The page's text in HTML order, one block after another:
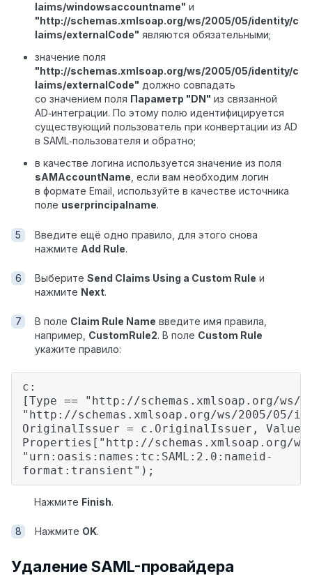
laims/windowsaccountname" и
"http://schemas.xmlsoap.org/ws/2005/05/identity/c
laims/externalCode" являются обязательными;
значение поля
"http://schemas.xmlsoap.org/ws/2005/05/identity/c
laims/externalCode" должно совпадать
со значением поля Параметр "DN" из связанной
AD‑интеграции. По этому полю идентифицируется
существующий пользователь при конвертации из AD
в SAML‑пользователя и обратно;
в качестве логина используется значение из поля
sAMAccountName , если вам необходим логин
в формате Email, используйте в качестве источника
поле userprincipalname.
Введите ещё одно правило, для этого снова
нажмите Add Rule.
Выберите Send Claims Using a Custom Rule и
нажмите Next.
В поле Claim Rule Name введите имя правила,
например, CustomRule2. В поле Custom Rule
укажите правило:
c:
[Type == "http://schemas.xmlsoap.org/
"http://schemas.xmlsoap.org/ws/2005/
OriginalIssuer = c.OriginalIssuer, Value
Properties["http://schemas.xmlsoap.org/
"urn:oasis:names:tc:SAML:2.0:nameid-
format:transient");
Нажмите Finish.
Нажмите OK.
Удаление SAML-провайдера